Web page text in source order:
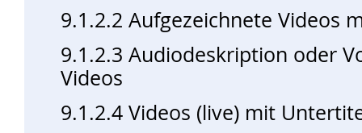
9.1.2.2 Aufgezeichnete Videos
9.1.2.3 Audiodeskription oder
Videos
9.1.2.4 Videos (live) mit